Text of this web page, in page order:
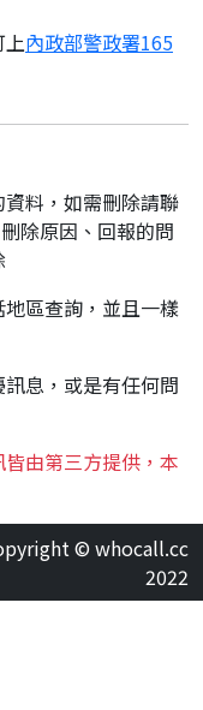
內政部警政署165
料，如需刪除請聯
除原因、回報的問
區查詢，並且一樣
息，或是有任何問
由第三方提供，本
© whocall.cc
2022